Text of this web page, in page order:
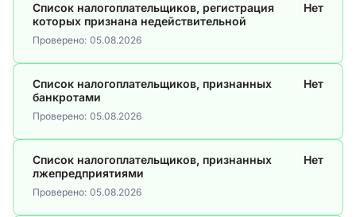
Список налогоплательщиков, регистрация
которых признана недействительной
Нет
Проверено: 05.08.2026
Список налогоплательщиков, признанных
банкротами
Нет
Проверено: 05.08.2026
Список налогоплательщиков, признанных
лжепредприятиями
Нет
Проверено: 05.08.2026